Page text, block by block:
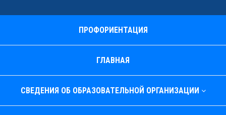
ПРОФОРИЕНТАЦИЯ
ГЛАВНАЯ
СВЕДЕНИЯ ОБ ОБРАЗОВАТЕЛЬНОЙ ОРГАНИЗАЦИИ